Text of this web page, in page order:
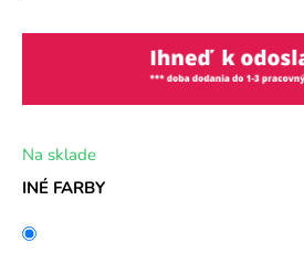
INÉ FARBY
Na sklade